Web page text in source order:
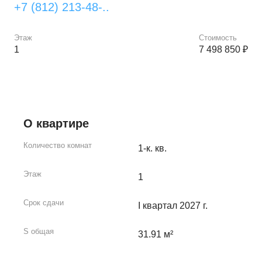
+7 (812) 213-48-..
Этаж
1
Стоимость
7 498 850 ₽
О квартире
Количество комнат 1-к. кв.
Этаж 1
Срок сдачи I квартал 2027 г.
S общая 31.91 м²